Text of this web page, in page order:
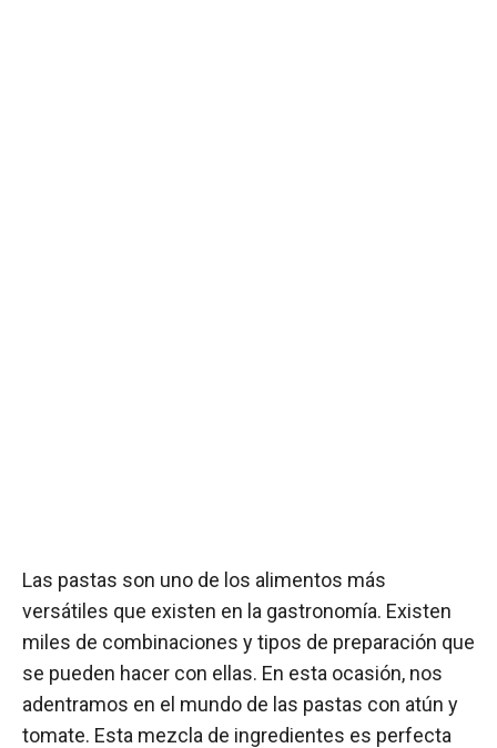
Las pastas son uno de los alimentos más
versátiles que existen en la gastronomía. Existen
miles de combinaciones y tipos de preparación que
se pueden hacer con ellas. En esta ocasión, nos
adentramos en el mundo de las pastas con atún y
tomate. Esta mezcla de ingredientes es perfecta